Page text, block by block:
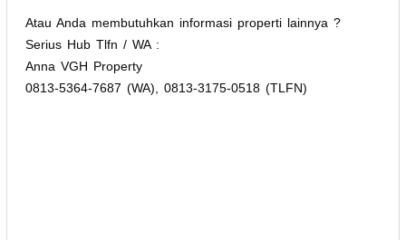
Atau Anda membutuhkan informasi properti lainnya ?
Serius Hub Tlfn / WA :
Anna VGH Property
0813-5364-7687 (WA), 0813-3175-0518 (TLFN)